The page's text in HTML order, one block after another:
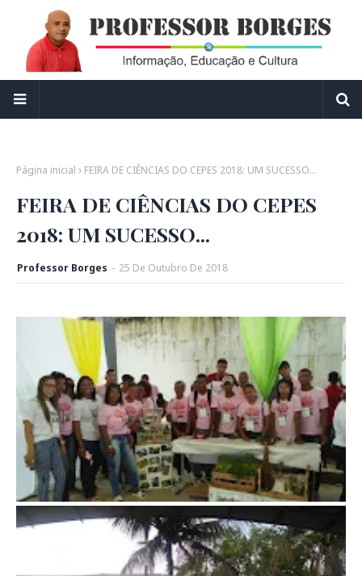
Página inicial FEIRA DE CIÊNCIAS DO CEPES 2018: UM SUCESSO...
FEIRA DE CIÊNCIAS DO CEPES
2018: UM SUCESSO...
Professor Borges - 25 De Outubro De 2018